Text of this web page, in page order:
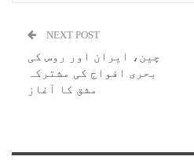
NEXT POST
چین، ایران اور روس کی
بحری افواج کی مشترکہ
مشق کا آغاز